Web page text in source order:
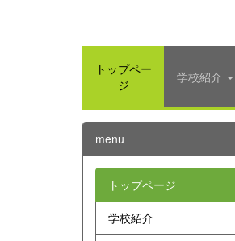
トップペー
ジ
学校紹介
menu
トップページ
学校紹介